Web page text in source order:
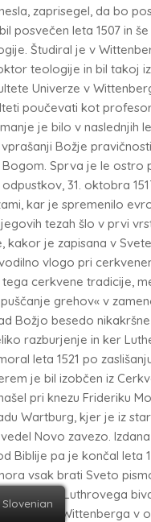
zaprisegel, da bo
posvečen leta 1507 in
Študiral je v
teologije in bil takoj
Univerze v
poučevati kot
je bilo v naslednjih
Božje
Sprva je le ostro
31. oktobra
kar je spremenilo
tezah šlo v prvi
kakor je zapisana v
vlogo pri
tega cerkvene tradicije,
grehov« v
Božjo besedo
razburjenje in ker
leta 1521 po
je bil izobčen iz
pri knezu Frideriku
Wartburg, kjer je iz
Novo zavezo.
Biblije pa je končal leta
vsak brati Sveto
V času Luthrovega
širila z Wittenberga v
Slovenian